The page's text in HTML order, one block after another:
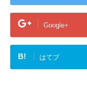
Google+
B! はてブ